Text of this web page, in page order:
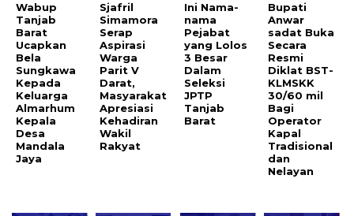
Wabup
Tanjab
Barat
Ucapkan
Bela
Sungkawa
Kepada
Keluarga
Almarhum
Kepala
Desa
Mandala
Jaya
Sjafril
Simamora
Serap
Aspirasi
Warga
Parit V
Darat,
Masyarakat
Apresiasi
Kehadiran
Wakil
Rakyat
Ini Nama-
nama
Pejabat
yang Lolos
3 Besar
Dalam
Seleksi
JPTP
Tanjab
Barat
Bupati
Anwar
sadat Buka
Secara
Resmi
Diklat BST-
KLMSKK
30/60 mil
Bagi
Operator
Kapal
Tradisional
dan
Nelayan